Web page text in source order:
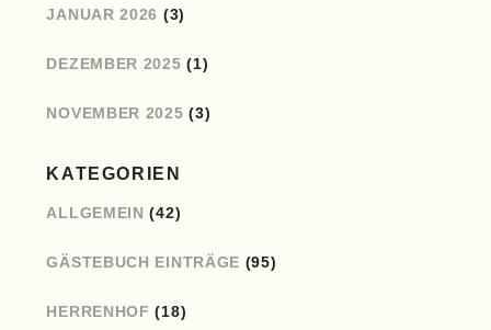
JANUAR 2026 (3)
DEZEMBER 2025 (1)
NOVEMBER 2025 (3)
KATEGORIEN
ALLGEMEIN (42)
GÄSTEBUCH EINTRÄGE (95)
HERRENHOF (18)